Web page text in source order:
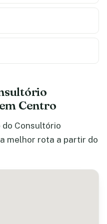
Centro
Consultório
melhor rota a partir do